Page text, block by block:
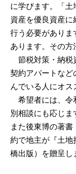
に学びます。「土
資産を優良資産
行う必要がありま
あります。その方
節税対策・納税
契約アパートなど
んでいる人にオス
希望者には、令
別相談にも応じま
また後東博の著
約で地主が『土
橋出版）を贈呈し